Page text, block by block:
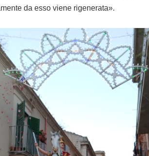
da esso viene rigenerata».